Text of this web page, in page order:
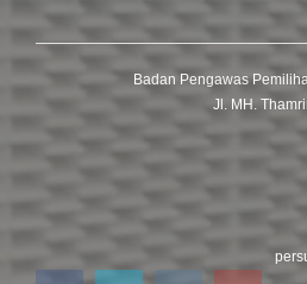
Badan Pengawas
Jl. MH.